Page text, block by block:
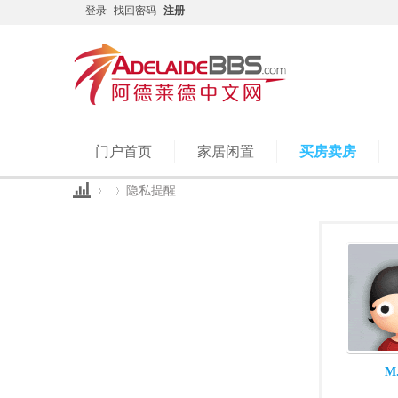
登录 找回密码 注册
门户首页 家居闲置 买房卖房
隐私提醒